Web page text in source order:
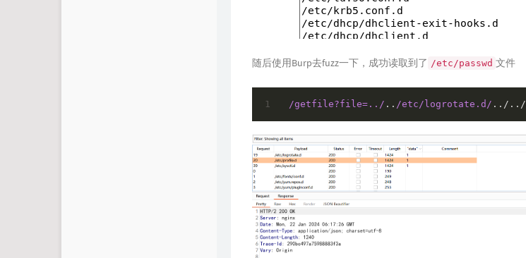
随后使用Burp去fuzz一下，成功读取到了 /etc/passwd 文件
/getfile?file=../ .. /etc/logrotate.d/ ../../